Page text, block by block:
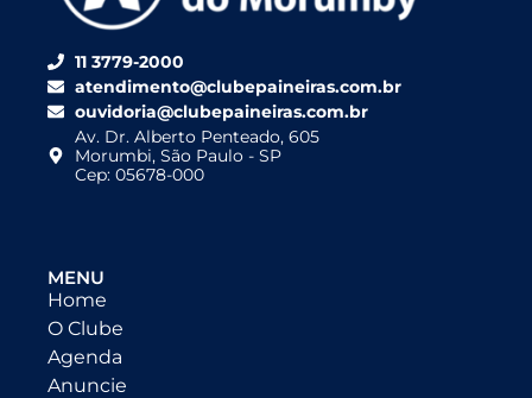
11 3779-2000
atendimento@clubepaineiras.com.br
ouvidoria@clubepaineiras.com.br
Av. Dr. Alberto Penteado, 605
Morumbi, São Paulo - SP
Cep: 05678-000
MENU
Home
O Clube
Agenda
Anuncie